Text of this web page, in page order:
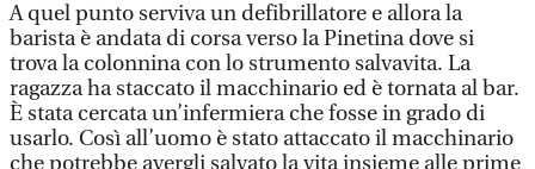
A quel punto serviva un defibrillatore e allora la
barista è andata di corsa verso la Pinetina dove si
trova la colonnina con lo strumento salvavita. La
ragazza ha staccato il macchinario ed è tornata al bar.
È stata cercata un’infermiera che fosse in grado di
usarlo. Così all’uomo è stato attaccato il macchinario
che potrebbe avergli salvato la vita insieme alle prime